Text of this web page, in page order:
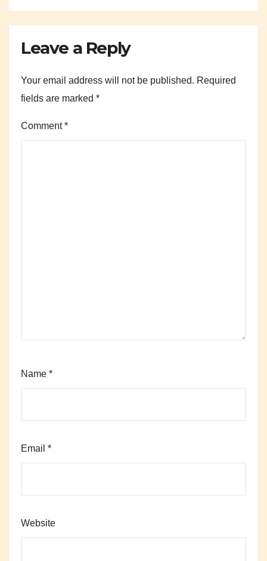
Leave a Reply
Your email address will not be published. Required
fields are marked *
Comment*
Name *
Email *
Website